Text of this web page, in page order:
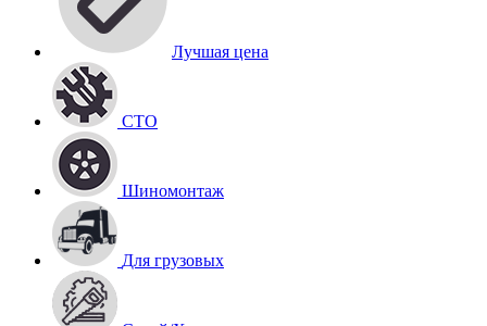
Лучшая цена
СТО
Шиномонтаж
Для грузовых